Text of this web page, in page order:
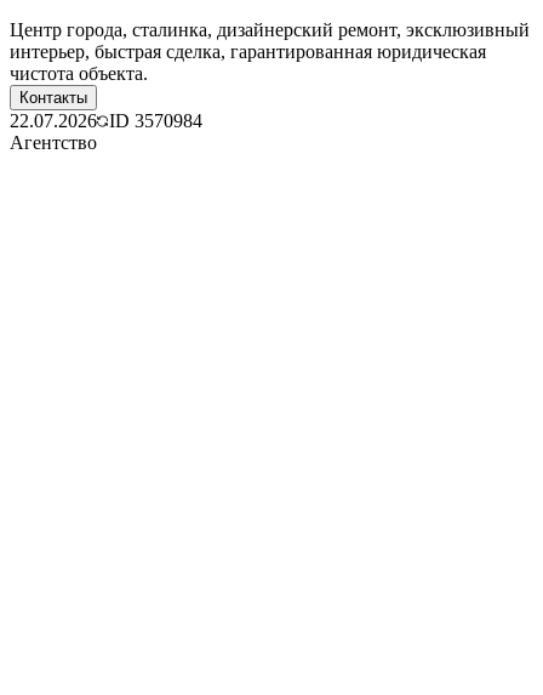
Центр города, сталинка, дизайнерский ремонт, эксклюзивный
интерьер, быстрая сделка, гарантированная юридическая
чистота объекта.
Контакты
22.07.2026 ID 3570984
Агентство